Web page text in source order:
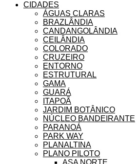
CIDADES
ÁGUAS CLARAS
BRAZLÂNDIA
CANDANGOLÂNDIA
CEILÂNDIA
COLORADO
CRUZEIRO
ENTORNO
ESTRUTURAL
GAMA
GUARÁ
ITAPOÃ
JARDIM BOTÂNICO
NÚCLEO BANDEIRANTE
PARANOÁ
PARK WAY
PLANALTINA
PLANO PILOTO
ASA NORTE